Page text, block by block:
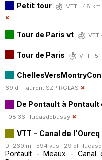
Petit tour
VTT · 48 km
Tour de Paris vt VTT
Tour de Paris VTT ·
69 dl · laurent.SZPIRGLAS
De Pontault à Pontault
· 08:36 · lucasdebussy
VTT - Canal de l'Ourcq
D+260 m · 594 vus · 29 dl ·
Pontault - Meaux -